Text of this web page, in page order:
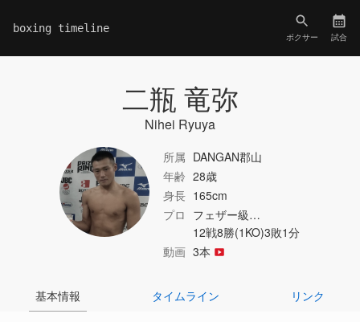
boxing timeline
ボクサー 試合
二瓶 竜弥
Nihei Ryuya
所属 DANGAN郡山
年齢 28歳
身長 165cm
プロ フェザー級…
12戦8勝(1KO)3敗1分
動画 3本
基本情報 タイムライン リンク